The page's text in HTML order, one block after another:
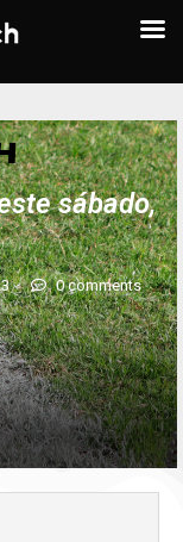
sábado,
0 comments